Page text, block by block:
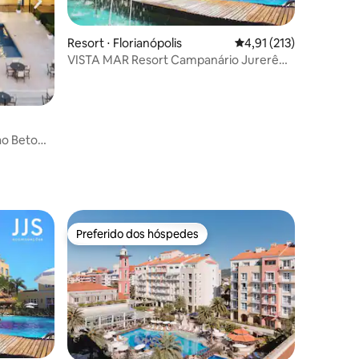
Resort ⋅ Florianópolis 4,91 de uma avaliação
4,91 (213)
VISTA MAR Resort Campanário Jurerê
Preferido dos hóspedes
Preferido dos hóspedes